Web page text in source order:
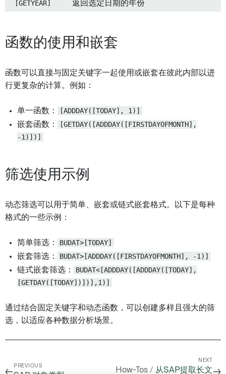
[GETYEAR] 返回选定日期的年份
函数的使用和嵌套
函数可以直接与固定关键字一起使用或嵌套在彼此内部以进
行更复杂的计算。例如：
单一函数：
[ADDDAY([TODAY], 1)]
嵌套函数：
[GETDAY([ADDDAY([FIRSTDAYOFMONTH],
-1)])]
筛选使用示例
动态筛选可以用于简单、嵌套或链式嵌套格式。以下是每种
格式的一些示例：
简单筛选：
BUDAT>[TODAY]
嵌套筛选：
BUDAT>[ADDDAY([FIRSTDAYOFMONTH], -1)]
链式嵌套筛选：
BUDAT<[ADDDAY([ADDDAY([TODAY],
[GETDAY([TODAY])])],1)]
通过结合固定关键字和动态函数，可以创建多样且强大的筛
选，以适应各种数据分析场景。
←
PREVIOUS
NEXT
How-Tos / 从SAP提取长文→